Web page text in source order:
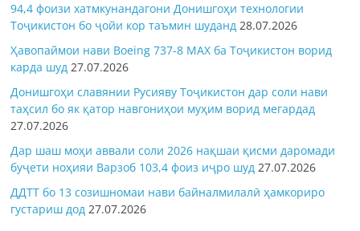
94,4 фоизи хатмкунандагони Донишгоҳи технологии
Тоҷикистон бо ҷойи кор таъмин шуданд 28.07.2026
Ҳавопаймои нави Boeing 737-8 MAX ба Тоҷикистон ворид
карда шуд 27.07.2026
Донишгоҳи славянии Русияву Тоҷикистон дар соли нави
таҳсил бо як қатор навгониҳои муҳим ворид мегардад
27.07.2026
Дар шаш моҳи аввали соли 2026 нақшаи қисми даромади
буҷети ноҳияи Варзоб 103,4 фоиз иҷро шуд 27.07.2026
ДДТТ бо 13 созишномаи нави байналмилалӣ ҳамкориро
густариш дод 27.07.2026